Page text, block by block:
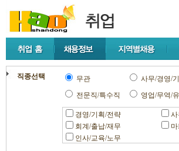
직종선택 무관 사무/경영/
전문직/특수직
영업/무역/
경영/기획/전략 사
회계/출납/재무
인사/교육/노무